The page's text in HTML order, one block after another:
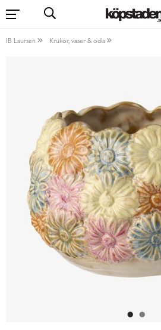
IB Laursen Krukor, vaser & odla